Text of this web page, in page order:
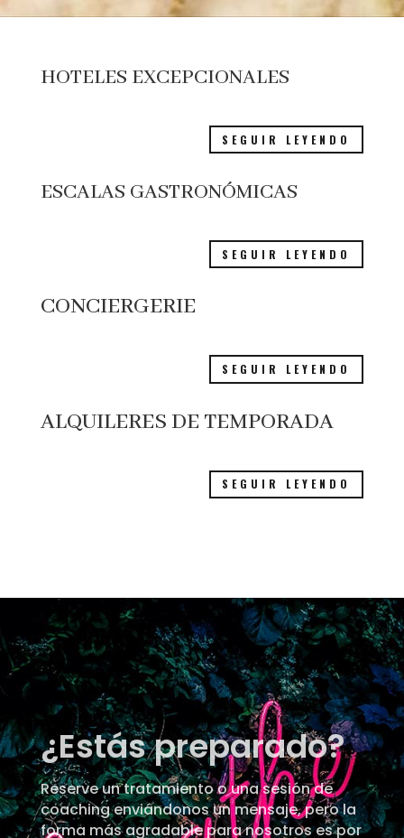
HOTELES EXCEPCIONALES
SEGUIR LEYENDO
ESCALAS GASTRONÓMICAS
SEGUIR LEYENDO
CONCIERGERIE
SEGUIR LEYENDO
ALQUILERES DE TEMPORADA
SEGUIR LEYENDO
¿Estás preparado?
Reserve un tratamiento o una sesión de
coaching enviándonos un mensaje, pero la
forma más agradable para nosotros es por